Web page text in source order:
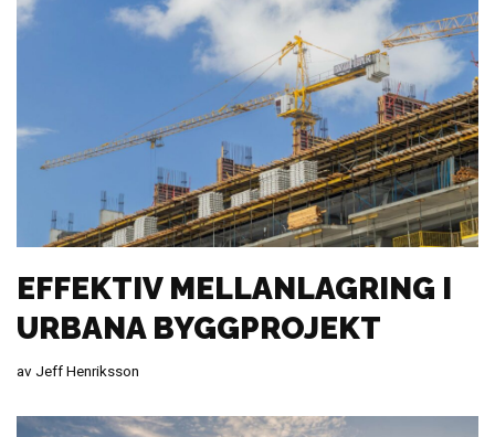
EFFEKTIV MELLANLAGRING I
URBANA BYGGPROJEKT
avJeff Henriksson